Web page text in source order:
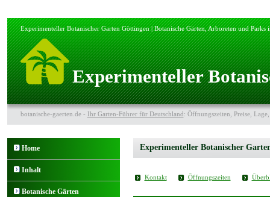
Experimenteller Botanischer Garten Göttingen | Botanische Gärten, Arboreten und Parks
Experimenteller
botanische-gaerten.de - Ihr Garten-Führer für Deutschland: Öffnungszeiten, Preise,
Home
Inhalt
Botanische Gärten
Experimenteller Botanischer
Kontakt Öffnungszeiten